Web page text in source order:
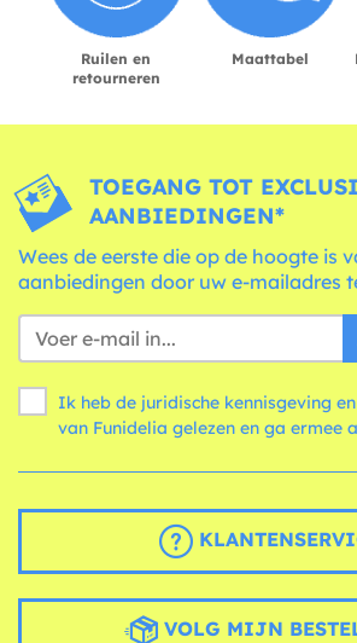
Ruilen en
retourneren
Maattabel
TOEGANG TOT
AANBIEDINGEN*
Wees de eerste die op de hoogte is
aanbiedingen door uw e-mailadres
Ik heb de juridische kennisgeving
van Funidelia gelezen en ga ermee
VOLG MIJN